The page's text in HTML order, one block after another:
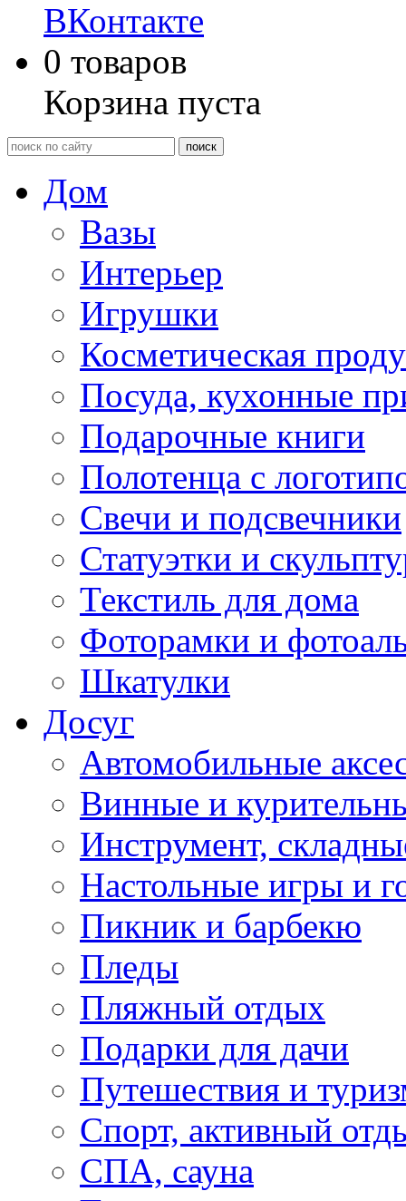
ВКонтакте
0 товаров
Корзина пуста
Дом
Вазы
Интерьер
Игрушки
Косметическая
Посуда, кухонные
Подарочные книги
Полотенца с
Свечи и подсвечники
Статуэтки и
Текстиль для дома
Фоторамки и
Шкатулки
Досуг
Автомобильные
Винные и
Инструмент,
Настольные игры и
Пикник и барбекю
Пледы
Пляжный отдых
Подарки для дачи
Путешествия и
Спорт, активный
СПА, сауна